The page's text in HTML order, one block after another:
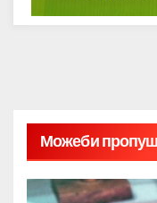
Можеби